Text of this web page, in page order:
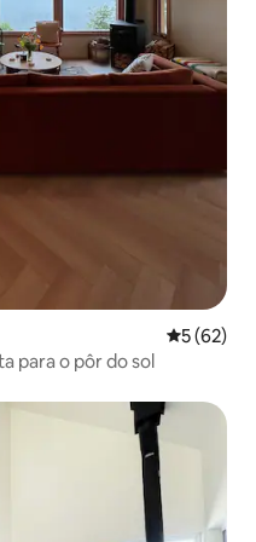
5 de uma
5 (62)
para o pôr do sol
hóspedes